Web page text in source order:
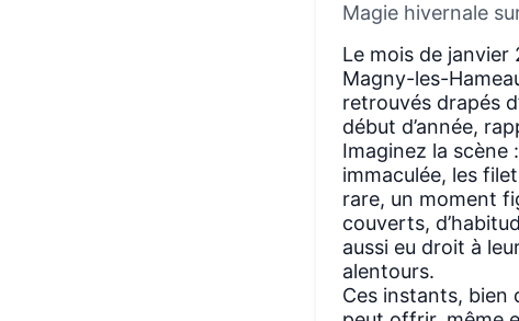
Magie hivernale
Le mois de janvier
Magny-les-
retrouvés drapés
début d’année,
Imaginez la scène
immaculée, les
rare, un moment
couverts,
aussi eu droit à
alentours.
Ces instants, bien